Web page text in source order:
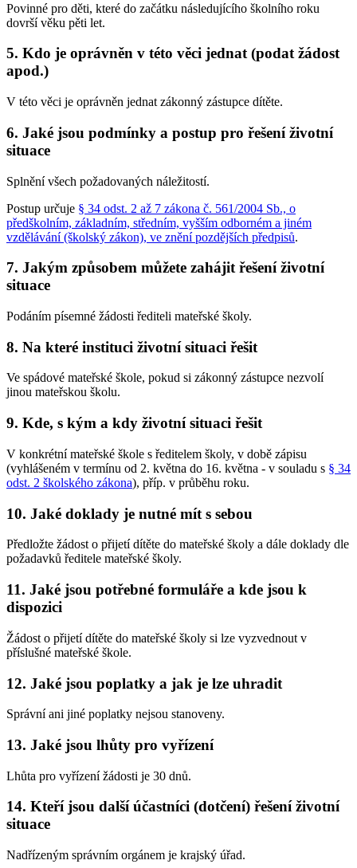
Povinné pro děti, které do začátku následujícího školního roku
dovrší věku pěti let.
5. Kdo je oprávněn v této věci jednat (podat žádost
apod.)
V této věci je oprávněn jednat zákonný zástupce dítěte.
6. Jaké jsou podmínky a postup pro řešení životní
situace
Splnění všech požadovaných náležitostí.
Postup určuje § 34 odst. 2 až 7 zákona č. 561/2004 Sb., o
předškolním, základním, středním, vyšším odborném a jiném
vzdělávání (školský zákon), ve znění pozdějších předpisů.
7. Jakým způsobem můžete zahájit řešení životní
situace
Podáním písemné žádosti řediteli mateřské školy.
8. Na které instituci životní situaci řešit
Ve spádové mateřské škole, pokud si zákonný zástupce nezvolí
jinou mateřskou školu.
9. Kde, s kým a kdy životní situaci řešit
V konkrétní mateřské škole s ředitelem školy, v době zápisu
(vyhlášeném v termínu od 2. května do 16. května - v souladu s § 34
odst. 2 školského zákona), příp. v průběhu roku.
10. Jaké doklady je nutné mít s sebou
Předložte žádost o přijetí dítěte do mateřské školy a dále doklady dle
požadavků ředitele mateřské školy.
11. Jaké jsou potřebné formuláře a kde jsou k
dispozici
Žádost o přijetí dítěte do mateřské školy si lze vyzvednout v
příslušné mateřské škole.
12. Jaké jsou poplatky a jak je lze uhradit
Správní ani jiné poplatky nejsou stanoveny.
13. Jaké jsou lhůty pro vyřízení
Lhůta pro vyřízení žádosti je 30 dnů.
14. Kteří jsou další účastníci (dotčení) řešení životní
situace
Nadřízeným správním orgánem je krajský úřad.